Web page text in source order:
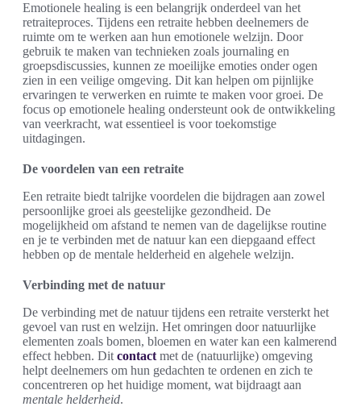
Emotionele healing is een belangrijk onderdeel van het
retraiteproces. Tijdens een retraite hebben deelnemers de
ruimte om te werken aan hun emotionele welzijn. Door
gebruik te maken van technieken zoals journaling en
groepsdiscussies, kunnen ze moeilijke emoties onder ogen
zien in een veilige omgeving. Dit kan helpen om pijnlijke
ervaringen te verwerken en ruimte te maken voor groei. De
focus op emotionele healing ondersteunt ook de ontwikkeling
van veerkracht, wat essentieel is voor toekomstige
uitdagingen.
De voordelen van een retraite
Een retraite biedt talrijke voordelen die bijdragen aan zowel
persoonlijke groei als geestelijke gezondheid. De
mogelijkheid om afstand te nemen van de dagelijkse routine
en je te verbinden met de natuur kan een diepgaand effect
hebben op de mentale helderheid en algehele welzijn.
Verbinding met de natuur
De verbinding met de natuur tijdens een retraite versterkt het
gevoel van rust en welzijn. Het omringen door natuurlijke
elementen zoals bomen, bloemen en water kan een kalmerend
effect hebben. Dit contact met de (natuurlijke) omgeving
helpt deelnemers om hun gedachten te ordenen en zich te
concentreren op het huidige moment, wat bijdraagt aan
mentale helderheid.